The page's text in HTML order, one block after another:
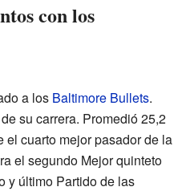
con los
a los Baltimore Bullets.
su carrera. Promedió 25,2
el cuarto mejor pasador de la
el segundo Mejor quinteto
y último Partido de las